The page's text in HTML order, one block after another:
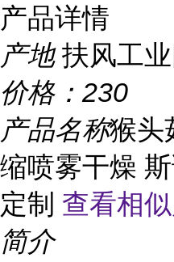
产品详情
产地 扶风工业
价格： 230
产品名称猴头
缩喷雾干燥
定制 查看相
简介